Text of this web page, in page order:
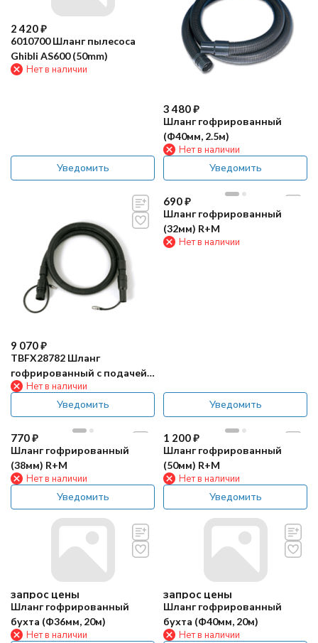
2 420₽
6010700 Шланг пылесоса
Ghibli AS600 (50mm)
Нет в наличии
Уведомить
3 480₽
Шланг гофрированный
(Ф40мм, 2.5м)
Нет в наличии
Уведомить
9 070₽
TBFX28782 Шланг
гофрированный с подачей
химии (Ф40мм, 2.5м)
Нет в наличии
Уведомить
690₽
Шланг гофрированный
(32мм) R+M
Нет в наличии
Уведомить
770₽
Шланг гофрированный
(38мм) R+M
Нет в наличии
Уведомить
1 200₽
Шланг гофрированный
(50мм) R+M
Нет в наличии
Уведомить
запрос цены
Шланг гофрированный
бухта (Ф36мм, 20м)
Нет в наличии
запрос цены
Шланг гофрированный
бухта (Ф40мм, 20м)
Нет в наличии